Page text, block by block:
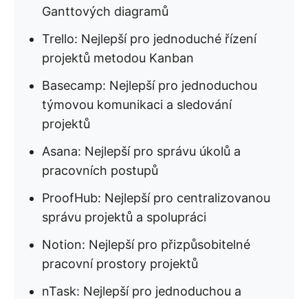
Ganttových diagramů
Trello: Nejlepší pro jednoduché řízení
projektů metodou Kanban
Basecamp: Nejlepší pro jednoduchou
týmovou komunikaci a sledování
projektů
Asana: Nejlepší pro správu úkolů a
pracovních postupů
ProofHub: Nejlepší pro centralizovanou
správu projektů a spolupráci
Notion: Nejlepší pro přizpůsobitelné
pracovní prostory projektů
nTask: Nejlepší pro jednoduchou a